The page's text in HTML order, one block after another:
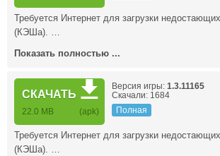
Требуется Интернет для загрузки
(КЭШа). …
Показать полностью ...
СКАЧАТЬ
22.0 MB (apk)
Версия игры: 1.3.11165
Скачали: 1684
Полная
Требуется Интернет для загрузки
(КЭШа). …